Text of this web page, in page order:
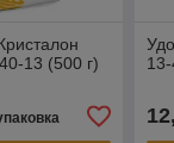
13 (500 г)